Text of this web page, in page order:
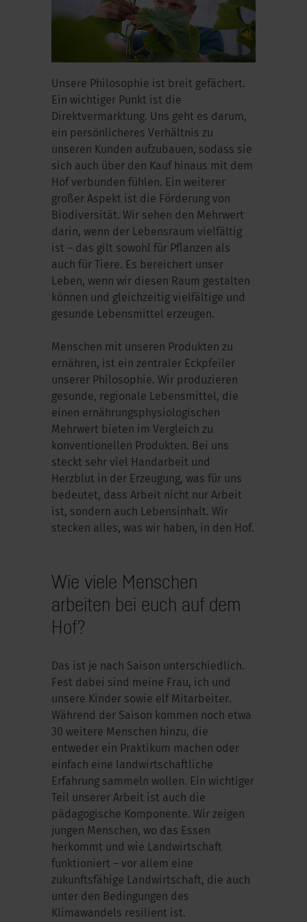
Unsere Philosophie ist breit gefächert.
Ein wichtiger Punkt ist die
Direktvermarktung. Uns geht es darum,
ein persönlicheres Verhältnis zu
unseren Kunden aufzubauen, sodass sie
sich auch über den Kauf hinaus mit dem
Hof verbunden fühlen. Ein weiterer
großer Aspekt ist die Förderung von
Biodiversität. Wir sehen den Mehrwert
darin, wenn der Lebensraum vielfältig
ist – das gilt sowohl für Pflanzen als
auch für Tiere. Es bereichert unser
Leben, wenn wir diesen Raum gestalten
können und gleichzeitig vielfältige und
gesunde Lebensmittel erzeugen.
Menschen mit unseren Produkten zu
ernähren, ist ein zentraler Eckpfeiler
unserer Philosophie. Wir produzieren
gesunde, regionale Lebensmittel, die
einen ernährungsphysiologischen
Mehrwert bieten im Vergleich zu
konventionellen Produkten. Bei uns
steckt sehr viel Handarbeit und
Herzblut in der Erzeugung, was für uns
bedeutet, dass Arbeit nicht nur Arbeit
ist, sondern auch Lebensinhalt. Wir
stecken alles, was wir haben, in den Hof.
Wie viele Menschen
arbeiten bei euch auf dem
Hof?
Das ist je nach Saison unterschiedlich.
Fest dabei sind meine Frau, ich und
unsere Kinder sowie elf Mitarbeiter.
Während der Saison kommen noch etwa
30 weitere Menschen hinzu, die
entweder ein Praktikum machen oder
einfach eine landwirtschaftliche
Erfahrung sammeln wollen. Ein wichtiger
Teil unserer Arbeit ist auch die
pädagogische Komponente. Wir zeigen
jungen Menschen, wo das Essen
herkommt und wie Landwirtschaft
funktioniert – vor allem eine
zukunftsfähige Landwirtschaft, die auch
unter den Bedingungen des
Klimawandels resilient ist.